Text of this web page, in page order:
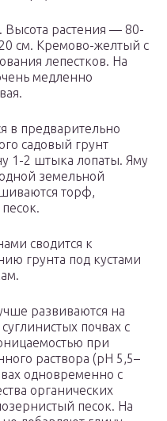
растения — 80-
см. Кремово-желтый с
лепестков. На
медленно
в предварительно
садовый грунт
1-2 штыка лопаты. Яму
земельной
торф,
сводится к
грунта под кустами
развиваются на
почвах с
при
раствора (рН 5,5–
одновременно с
органических
песок. На